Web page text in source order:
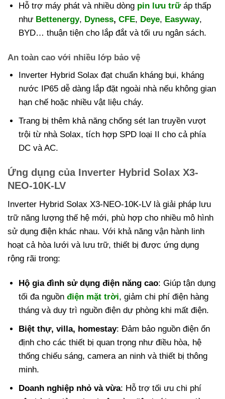
Hỗ trợ máy phát và nhiều dòng pin lưu trữáp thấp
như Bettenergy, Dyness,CFE, Deye, Easyway,
BYD… thuận tiện cho lắp đắt và tối ưu ngân sách.
An toàn cao với nhiều lớp bảo vệ
Inverter Hybrid Solax đạt chuẩn kháng bụi, kháng
nước IP65 dễ dàng lắp đặt ngoài nhà nếu không gian
hạn chế hoặc nhiều vật liệu cháy.
Trang bị thêm khả năng chống sét lan truyền vượt
trội từ nhà Solax, tích hợp SPD loại II cho cả phía
DC và AC.
Ứng dụng của Inverter Hybrid Solax X3-
NEO-10K-LV
Inverter Hybrid Solax X3-NEO-10K-LV là giải pháp lưu
trữ năng lượng thế hệ mới, phù hợp cho nhiều mô hình
sử dụng điện khác nhau. Với khả năng vận hành linh
hoạt cả hòa lưới và lưu trữ, thiết bị được ứng dụng
rộng rãi trong:
Hộ gia đình sử dụng điện năng cao: Giúp tận dụng
tối đa nguồnđiện mặt trời, giảm chi phí điện hàng
tháng và duy trì nguồn điện dự phòng khi mất điện.
Biệt thự, villa, homestay: Đảm bảo nguồn điện ổn
định cho các thiết bị quan trọng như điều hòa, hệ
thống chiếu sáng, camera an ninh và thiết bị thông
minh.
Doanh nghiệp nhỏ và vừa: Hỗ trợ tối ưu chi phí